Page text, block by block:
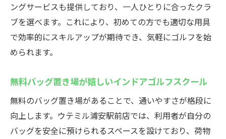
ングサービスも提供しており、一人ひとりに合ったクラ
ブを選べます。これにより、初めての方でも適切な用具
で効率的にスキルアップが期待でき、気軽にゴルフを始
められます。
無料バッグ置き場が嬉しいインドアゴルフスクール
無料のバッグ置き場があることで、通いやすさが格段に
向上します。ウテミル浦安駅前店では、利用者が自分の
バッグを安全に預けられるスペースを設けており、荷物